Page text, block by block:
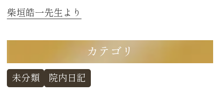
柴垣皓一先生より
カテゴリ
未分類 院内日記